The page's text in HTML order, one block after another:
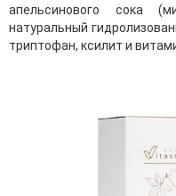
апельсинового сока
натуральный
триптофан, ксилит и